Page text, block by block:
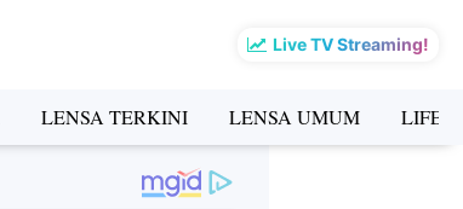
Live TV Streaming!
LENSA TERKINI LENSA UMUM